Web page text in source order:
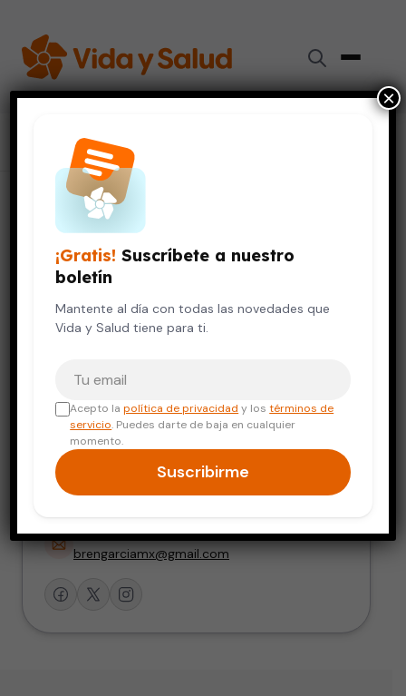
Colaboradores
Coach
Coach
TÍTULOS ACADÉMICOS
Healt Coach
Bienestar Integral y Salud Holística
+52 55 1387 7683
Email
brengarciamx@gmail.com
¡Gratis! Suscríbete a nuestro
boletín
Mantente al día con todas las novedades que
Vida y Salud tiene para ti.
Acepto lapolítica de privacidad y lostérminos de
servicio. Puedes darte de baja en cualquier
momento.
Suscribirme
×